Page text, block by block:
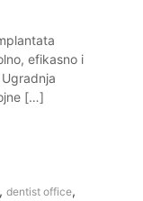
efikasno i
[…]
dentist office,